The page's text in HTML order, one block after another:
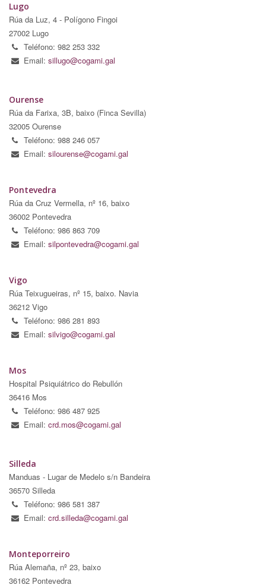
Lugo
Rúa da Luz, 4 - Polígono Fingoi
27002 Lugo
Teléfono: 982 253 332
Email: sillugo@cogami.gal
Ourense
Rúa da Farixa, 3B, baixo (Finca Sevilla)
32005 Ourense
Teléfono: 988 246 057
Email: silourense@cogami.gal
Pontevedra
Rúa da Cruz Vermella, nº 16, baixo
36002 Pontevedra
Teléfono: 986 863 709
Email: silpontevedra@cogami.gal
Vigo
Rúa Teixugueiras, nº 15, baixo. Navia
36212 Vigo
Teléfono: 986 281 893
Email: silvigo@cogami.gal
Mos
Hospital Psiquiátrico do Rebullón
36416 Mos
Teléfono: 986 487 925
Email: crd.mos@cogami.gal
Silleda
Manduas - Lugar de Medelo s/n Bandeira
36570 Silleda
Teléfono: 986 581 387
Email: crd.silleda@cogami.gal
Monteporreiro
Rúa Alemaña, nº 23, baixo
36162 Pontevedra